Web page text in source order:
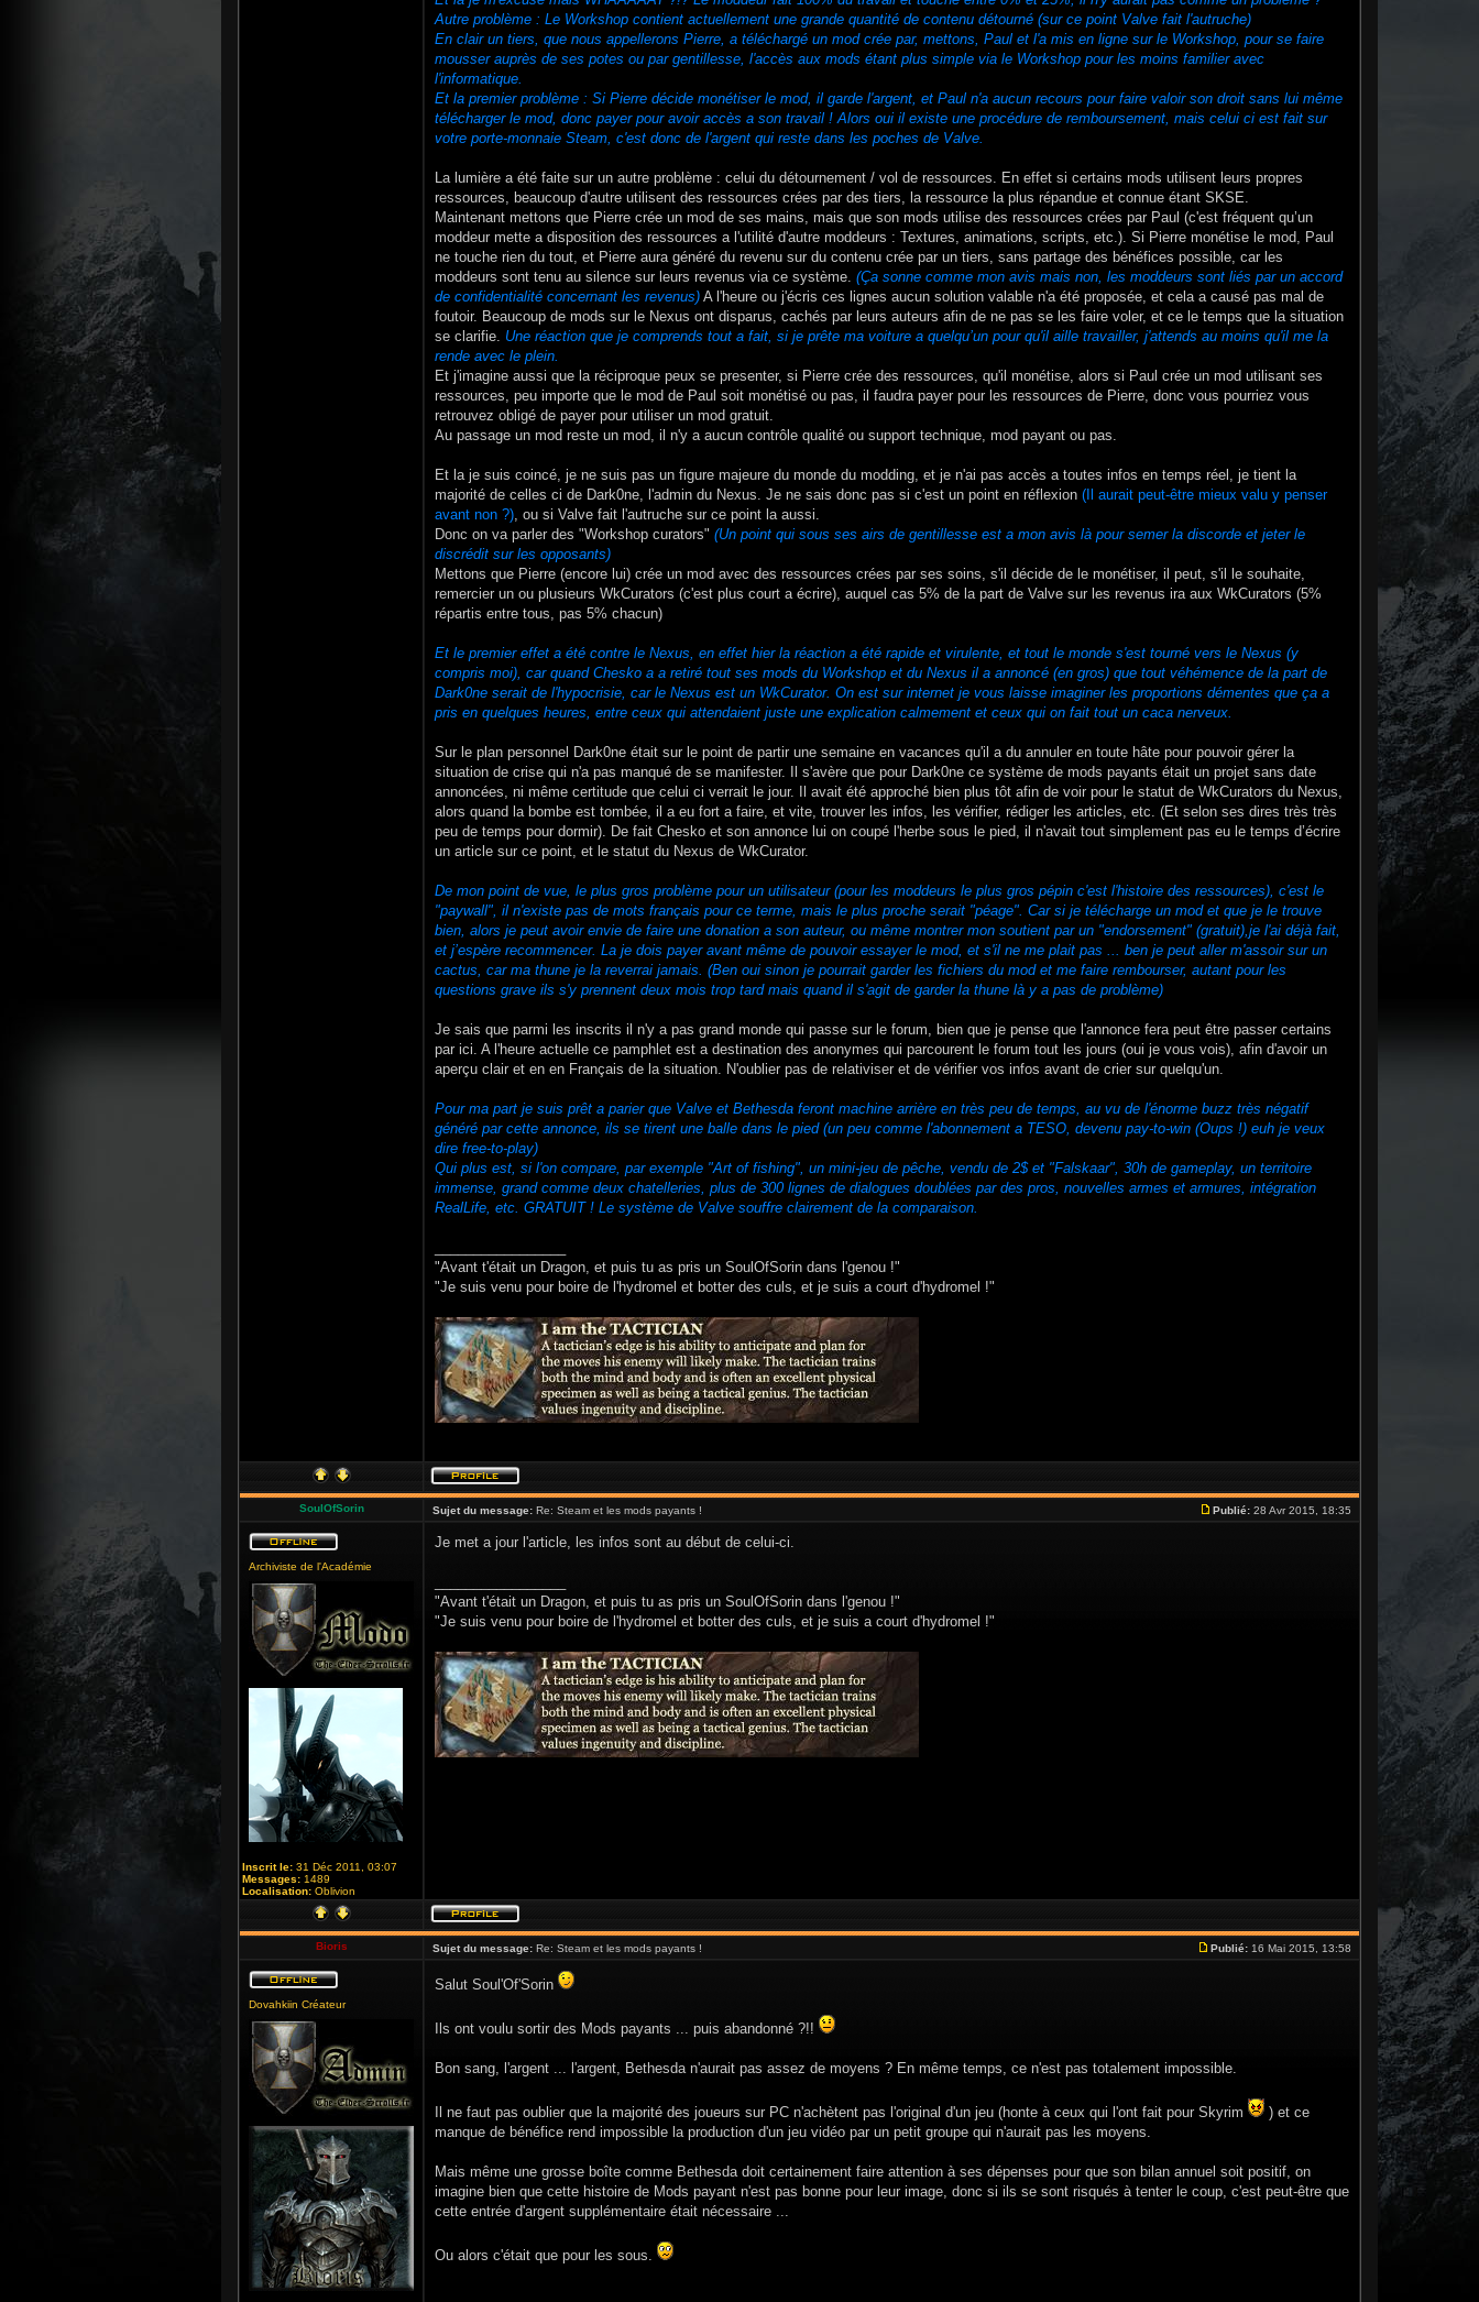
Autre problème : Le Workshop contient actuellement une grande quantité de contenu détourné (sur ce point Valve fait l'autruche)
En clair un tiers, que nous appellerons Pierre, a téléchargé un mod crée par, mettons, Paul et l'a mis en ligne sur le Workshop, pour se faire
mousser auprès de ses potes ou par gentillesse, l'accès aux mods étant plus simple via le Workshop pour les moins familier avec
l'informatique.
Et la premier problème : Si Pierre décide monétiser le mod, il garde l'argent, et Paul n'a aucun recours pour faire valoir son droit sans lui même
télécharger le mod, donc payer pour avoir accès a son travail ! Alors oui il existe une procédure de remboursement, mais celui ci est fait sur
votre porte-monnaie Steam, c'est donc de l'argent qui reste dans les poches de Valve.
La lumière a été faite sur un autre problème : celui du détournement / vol de ressources. En effet si certains mods utilisent leurs propres
ressources, beaucoup d'autre utilisent des ressources crées par des tiers, la ressource la plus répandue et connue étant SKSE.
Maintenant mettons que Pierre crée un mod de ses mains, mais que son mods utilise des ressources crées par Paul (c'est fréquent qu’un
moddeur mette a disposition des ressources a l'utilité d'autre moddeurs : Textures, animations, scripts, etc.). Si Pierre monétise le mod, Paul
ne touche rien du tout, et Pierre aura généré du revenu sur du contenu crée par un tiers, sans partage des bénéfices possible, car les
moddeurs sont tenu au silence sur leurs revenus via ce système. (Ça sonne comme mon avis mais non, les moddeurs sont liés par un accord
de confidentialité concernant les revenus) A l'heure ou j'écris ces lignes aucun solution valable n'a été proposée, et cela a causé pas mal de
foutoir. Beaucoup de mods sur le Nexus ont disparus, cachés par leurs auteurs afin de ne pas se les faire voler, et ce le temps que la situation
se clarifie. Une réaction que je comprends tout a fait, si je prête ma voiture a quelqu’un pour qu'il aille travailler, j'attends au moins qu'il me la
rende avec le plein.
Et j'imagine aussi que la réciproque peux se presenter, si Pierre crée des ressources, qu'il monétise, alors si Paul crée un mod utilisant ses
ressources, peu importe que le mod de Paul soit monétisé ou pas, il faudra payer pour les ressources de Pierre, donc vous pourriez vous
retrouvez obligé de payer pour utiliser un mod gratuit.
Au passage un mod reste un mod, il n'y a aucun contrôle qualité ou support technique, mod payant ou pas.
Et la je suis coincé, je ne suis pas un figure majeure du monde du modding, et je n'ai pas accès a toutes infos en temps réel, je tient la
majorité de celles ci de Dark0ne, l'admin du Nexus. Je ne sais donc pas si c'est un point en réflexion (Il aurait peut-être mieux valu y penser
avant non ?), ou si Valve fait l'autruche sur ce point la aussi.
Donc on va parler des "Workshop curators" (Un point qui sous ses airs de gentillesse est a mon avis là pour semer la discorde et jeter le
discrédit sur les opposants)
Mettons que Pierre (encore lui) crée un mod avec des ressources crées par ses soins, s'il décide de le monétiser, il peut, s'il le souhaite,
remercier un ou plusieurs WkCurators (c'est plus court a écrire), auquel cas 5% de la part de Valve sur les revenus ira aux WkCurators (5%
répartis entre tous, pas 5% chacun)
Et le premier effet a été contre le Nexus, en effet hier la réaction a été rapide et virulente, et tout le monde s'est tourné vers le Nexus (y
compris moi), car quand Chesko a a retiré tout ses mods du Workshop et du Nexus il a annoncé (en gros) que tout véhémence de la part de
Dark0ne serait de l'hypocrisie, car le Nexus est un WkCurator. On est sur internet je vous laisse imaginer les proportions démentes que ça a
pris en quelques heures, entre ceux qui attendaient juste une explication calmement et ceux qui on fait tout un caca nerveux.
Sur le plan personnel Dark0ne était sur le point de partir une semaine en vacances qu'il a du annuler en toute hâte pour pouvoir gérer la
situation de crise qui n'a pas manqué de se manifester. Il s'avère que pour Dark0ne ce système de mods payants était un projet sans date
annoncées, ni même certitude que celui ci verrait le jour. Il avait été approché bien plus tôt afin de voir pour le statut de WkCurators du Nexus,
alors quand la bombe est tombée, il a eu fort a faire, et vite, trouver les infos, les vérifier, rédiger les articles, etc. (Et selon ses dires très très
peu de temps pour dormir). De fait Chesko et son annonce lui on coupé l'herbe sous le pied, il n'avait tout simplement pas eu le temps d’écrire
un article sur ce point, et le statut du Nexus de WkCurator.
De mon point de vue, le plus gros problème pour un utilisateur (pour les moddeurs le plus gros pépin c'est l'histoire des ressources), c'est le
"paywall", il n'existe pas de mots français pour ce terme, mais le plus proche serait "péage". Car si je télécharge un mod et que je le trouve
bien, alors je peut avoir envie de faire une donation a son auteur, ou même montrer mon soutient par un "endorsement" (gratuit),je l'ai déjà fait,
et j’espère recommencer. La je dois payer avant même de pouvoir essayer le mod, et s'il ne me plait pas ... ben je peut aller m'assoir sur un
cactus, car ma thune je la reverrai jamais. (Ben oui sinon je pourrait garder les fichiers du mod et me faire rembourser, autant pour les
questions grave ils s'y prennent deux mois trop tard mais quand il s'agit de garder la thune là y a pas de problème)
Je sais que parmi les inscrits il n'y a pas grand monde qui passe sur le forum, bien que je pense que l'annonce fera peut être passer certains
par ici. A l'heure actuelle ce pamphlet est a destination des anonymes qui parcourent le forum tout les jours (oui je vous vois), afin d'avoir un
aperçu clair et en en Français de la situation. N'oublier pas de relativiser et de vérifier vos infos avant de crier sur quelqu'un.
Pour ma part je suis prêt a parier que Valve et Bethesda feront machine arrière en très peu de temps, au vu de l'énorme buzz très négatif
généré par cette annonce, ils se tirent une balle dans le pied (un peu comme l'abonnement a TESO, devenu pay-to-win (Oups !) euh je veux
dire free-to-play)
Qui plus est, si l'on compare, par exemple "Art of fishing", un mini-jeu de pêche, vendu de 2$ et "Falskaar", 30h de gameplay, un territoire
immense, grand comme deux chatelleries, plus de 300 lignes de dialogues doublées par des pros, nouvelles armes et armures, intégration
RealLife, etc. GRATUIT ! Le système de Valve souffre clairement de la comparaison.
"Avant t'était un Dragon, et puis tu as pris un SoulOfSorin dans l'genou !"
"Je suis venu pour boire de l'hydromel et botter des culs, et je suis a court d'hydromel !"
SoulOfSorin Sujet du message: Re: Steam et les mods payants ! Publié: 28 Avr 2015, 18:35
Archiviste de l'Académie
Inscrit le: 31 Déc 2011, 03:07
Messages: 1489
Localisation: Oblivion
Je met a jour l'article, les infos sont au début de celui-ci.
"Avant t'était un Dragon, et puis tu as pris un SoulOfSorin dans l'genou !"
"Je suis venu pour boire de l'hydromel et botter des culs, et je suis a court d'hydromel !"
Bioris Sujet du message: Re: Steam et les mods payants ! Publié: 16 Mai 2015, 13:58
Dovahkiin Créateur
Salut Soul'Of'Sorin
Ils ont voulu sortir des Mods payants ... puis abandonné ?!!
Bon sang, l'argent ... l'argent, Bethesda n'aurait pas assez de moyens ? En même temps, ce n'est pas totalement impossible.
Il ne faut pas oublier que la majorité des joueurs sur PC n'achètent pas l'original d'un jeu (honte à ceux qui l'ont fait pour Skyrim
) et ce
manque de bénéfice rend impossible la production d'un jeu vidéo par un petit groupe qui n'aurait pas les moyens.
Mais même une grosse boîte comme Bethesda doit certainement faire attention à ses dépenses pour que son bilan annuel soit positif, on
imagine bien que cette histoire de Mods payant n'est pas bonne pour leur image, donc si ils se sont risqués à tenter le coup, c'est peut-être que
cette entrée d'argent supplémentaire était nécessaire ...
Ou alors c'était que pour les sous.